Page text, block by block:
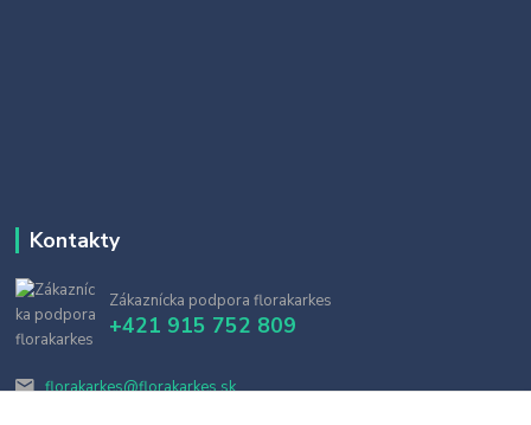
Kontakty
Zákaznícka podpora florakarkes
+421 915 752 809
florakarkes@florakarkes.sk